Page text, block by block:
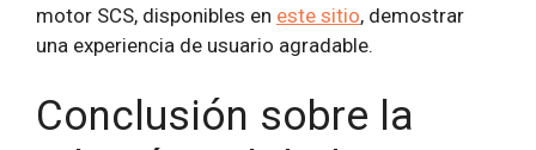
motor SCS, disponibles en este sitio, demostrar
una experiencia de usuario agradable.
Conclusión sobre la